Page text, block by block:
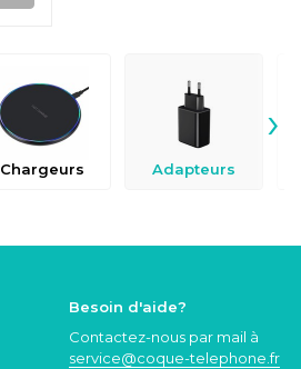
Chargeurs Adapteurs
›
Besoin d'aide?
Contactez-nous par mail à
service@coque-telephone.fr